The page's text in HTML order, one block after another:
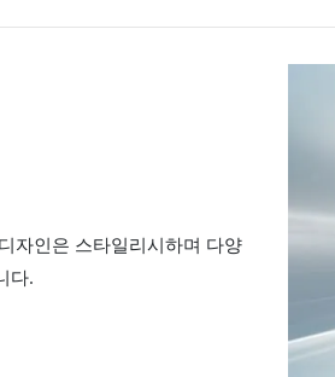
자인은 스타일리시하며 다양
다.